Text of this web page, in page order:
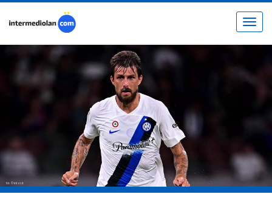
Toggle
fot. © inter.it